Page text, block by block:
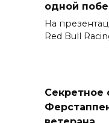
одной
На
Red Bull
Секретное